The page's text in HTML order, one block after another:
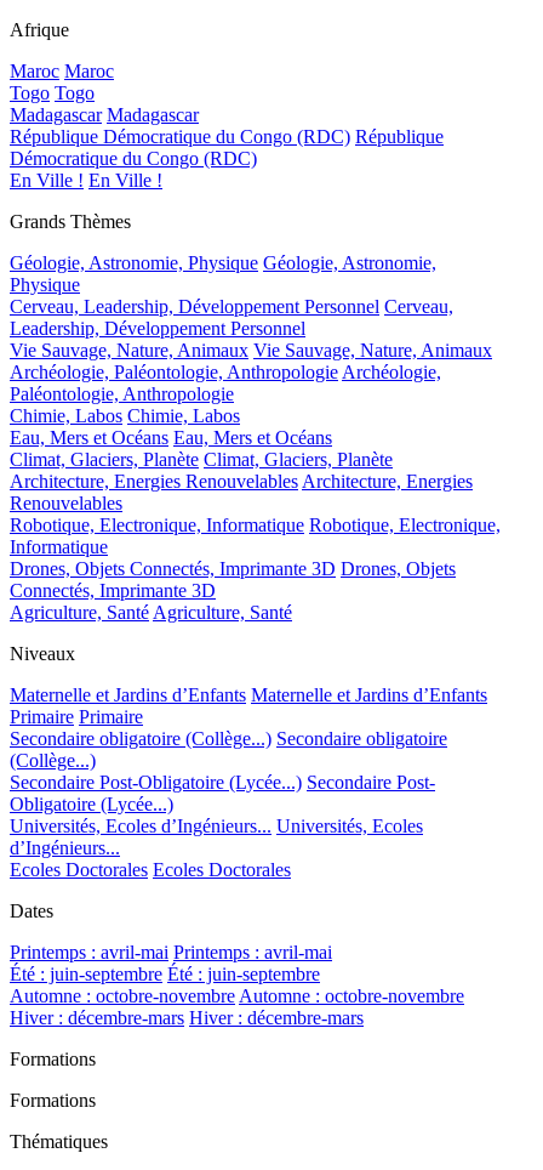
Afrique
Maroc Maroc
Togo Togo
Madagascar Madagascar
République Démocratique du Congo (RDC) République
Démocratique du Congo (RDC)
En Ville ! En Ville !
Grands Thèmes
Géologie, Astronomie, Physique Géologie, Astronomie,
Physique
Cerveau, Leadership, Développement Personnel Cerveau,
Leadership, Développement Personnel
Vie Sauvage, Nature, Animaux Vie Sauvage, Nature, Animaux
Archéologie, Paléontologie, Anthropologie Archéologie,
Paléontologie, Anthropologie
Chimie, Labos Chimie, Labos
Eau, Mers et Océans Eau, Mers et Océans
Climat, Glaciers, Planète Climat, Glaciers, Planète
Architecture, Energies Renouvelables Architecture, Energies
Renouvelables
Robotique, Electronique, Informatique Robotique, Electronique,
Informatique
Drones, Objets Connectés, Imprimante 3D Drones, Objets
Connectés, Imprimante 3D
Agriculture, Santé Agriculture, Santé
Niveaux
Maternelle et Jardins d’Enfants Maternelle et Jardins d’Enfants
Primaire Primaire
Secondaire obligatoire (Collège...) Secondaire obligatoire
(Collège...)
Secondaire Post-Obligatoire (Lycée...) Secondaire Post-
Obligatoire (Lycée...)
Universités, Ecoles d’Ingénieurs... Universités, Ecoles
d’Ingénieurs...
Ecoles Doctorales Ecoles Doctorales
Dates
Printemps : avril-mai Printemps : avril-mai
Été : juin-septembre Été : juin-septembre
Automne : octobre-novembre Automne : octobre-novembre
Hiver : décembre-mars Hiver : décembre-mars
Formations
Formations
Thématiques